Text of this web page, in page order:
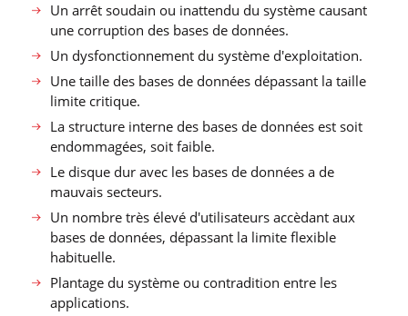
Un arrêt soudain ou inattendu du système causant
une corruption des bases de données.
Un dysfonctionnement du système d′exploitation.
Une taille des bases de données dépassant la taille
limite critique.
La structure interne des bases de données est soit
endommagées, soit faible.
Le disque dur avec les bases de données a de
mauvais secteurs.
Un nombre très élevé d′utilisateurs accèdant aux
bases de données, dépassant la limite flexible
habituelle.
Plantage du système ou contradition entre les
applications.